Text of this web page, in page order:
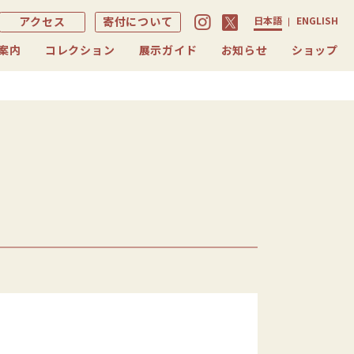
アクセス 寄付について 日本語 ENGLISH
内 コレクション 展示ガイド お知らせ ショップ